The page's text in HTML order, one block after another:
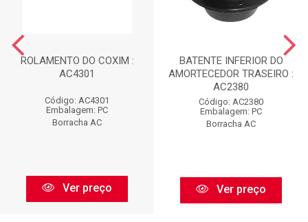
ROLAMENTO DO COXIM :
AC4301
Código: AC4301
Embalagem: PC
Borracha AC
Ver preço
BATENTE INFERIOR DO
AMORTECEDOR TRASEIRO :
AC2380
Código: AC2380
Embalagem: PC
Borracha AC
Ver preço